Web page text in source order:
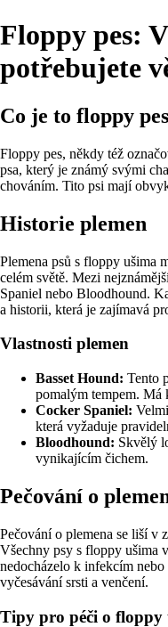
Floppy pes:
potřebujete
Co je to floppy
Floppy pes, někdy též
psa, který je známý svými
chováním. Tito psi mají
Historie plemen
Plemena psů s floppy ušima
celém světě. Mezi
Spaniel nebo Bloodhound.
a historii, která je zajímavá
Vlastnosti plemen
Basset Hound: Tento
pomalým tempem. Má
Cocker Spaniel:
která vyžaduje
Bloodhound: Skvělý
vynikajícím čichem.
Pečování o
Pečování o plemena se liší v
Všechny psy s floppy ušima
nedocházelo k infekcím
vyčesávání srsti a venčení.
Tipy pro péči o floppy